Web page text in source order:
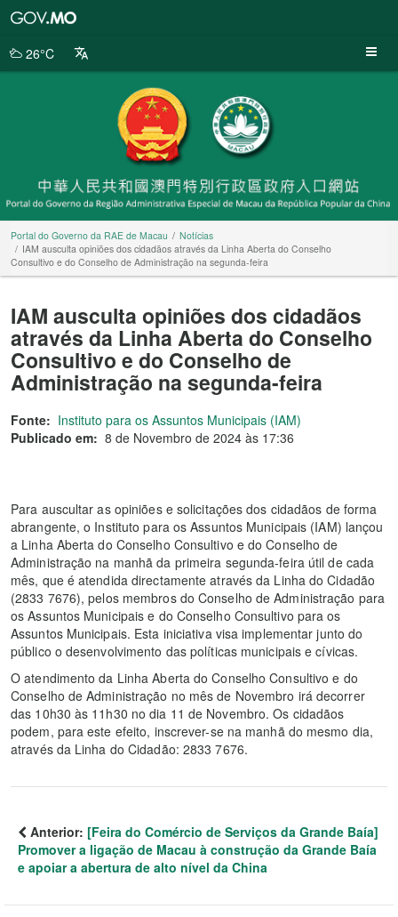
da
26°C
Portal do Governo da RAE de Macau
Notícias
IAM ausculta opiniões dos cidadãos através da Linha Aberta do Conselho
Consultivo e do Conselho de Administração na segunda-feira
IAM ausculta opiniões dos cidadãos
através da Linha Aberta do Conselho
Consultivo e do Conselho de
Administração na segunda-feira
Fonte: Instituto para os Assuntos Municipais (IAM)
Publicado em: 8 de Novembro de 2024 às 17:36
Para auscultar as opiniões e solicitações dos cidadãos de forma
abrangente, o Instituto para os Assuntos Municipais (IAM) lançou
a Linha Aberta do Conselho Consultivo e do Conselho de
Administração na manhã da primeira segunda-feira útil de cada
mês, que é atendida directamente através da Linha do Cidadão
(2833 7676), pelos membros do Conselho de Administração para
os Assuntos Municipais e do Conselho Consultivo para os
Assuntos Municipais. Esta iniciativa visa implementar junto do
público o desenvolvimento das políticas municipais e cívicas.
O atendimento da Linha Aberta do Conselho Consultivo e do
Conselho de Administração no mês de Novembro irá decorrer
das 10h30 às 11h30 no dia 11 de Novembro. Os cidadãos
podem, para este efeito, inscrever-se na manhã do mesmo dia,
através da Linha do Cidadão: 2833 7676.
Anterior: [Feira do Comércio de Serviços da Grande Baía]
Promover a ligação de Macau à construção da Grande Baía
e apoiar a abertura de alto nível da China